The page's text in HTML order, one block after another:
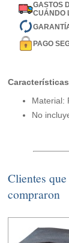
GASTOS
CUÁNDO
PAGO
Material:
No
Clientes
compraron